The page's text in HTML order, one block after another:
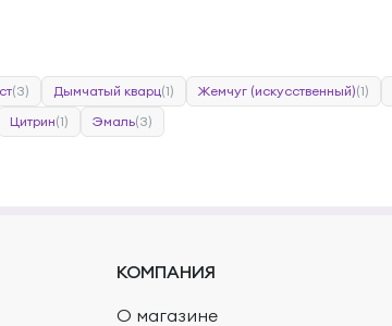
(3) Дымчатый кварц(1) Жемчуг (искусственный)(1)
Цитрин(1) Эмаль(3)
КОМПАНИЯ
О магазине